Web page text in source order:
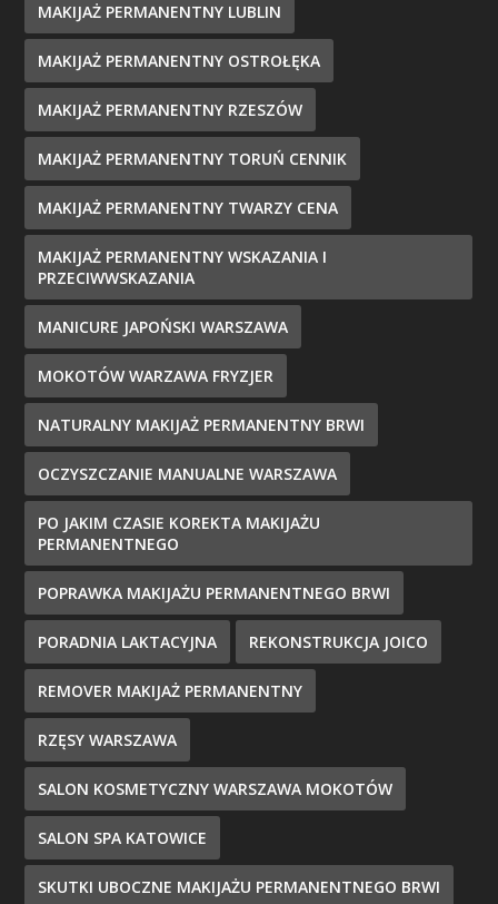
MAKIJAŻ PERMANENTNY LUBLIN
MAKIJAŻ PERMANENTNY OSTROŁĘKA
MAKIJAŻ PERMANENTNY RZESZÓW
MAKIJAŻ PERMANENTNY TORUŃ CENNIK
MAKIJAŻ PERMANENTNY TWARZY CENA
MAKIJAŻ PERMANENTNY WSKAZANIA I
PRZECIWWSKAZANIA
MANICURE JAPOŃSKI WARSZAWA
MOKOTÓW WARZAWA FRYZJER
NATURALNY MAKIJAŻ PERMANENTNY BRWI
OCZYSZCZANIE MANUALNE WARSZAWA
PO JAKIM CZASIE KOREKTA MAKIJAŻU
PERMANENTNEGO
POPRAWKA MAKIJAŻU PERMANENTNEGO BRWI
PORADNIA LAKTACYJNA REKONSTRUKCJA JOICO
REMOVER MAKIJAŻ PERMANENTNY
RZĘSY WARSZAWA
SALON KOSMETYCZNY WARSZAWA MOKOTÓW
SALON SPA KATOWICE
SKUTKI UBOCZNE MAKIJAŻU PERMANENTNEGO BRWI